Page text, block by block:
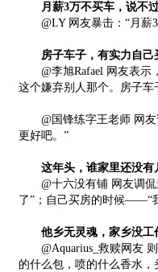
月薪3万不买车，说不
@LY 网友暴击：“月薪3
房子车子，有实力自己
@李旭Rafael 网友表示
这个嫌弃别人那个。房子车
@国锋练字王老师 网友
更好吧。”
这年头，谁家里还没有
@十六没有铺 网友调侃
了”；自己买房的时候——“
他乡无灵魂，家乡没工
@Aquarius_救赎网友 则
的什么包，喷的什么香水